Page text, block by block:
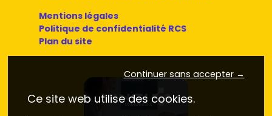
Mentions légales
Politique de confidentialité RCS
Plan du site
Continuer sans accepter →
Ce site web utilise des cookies.